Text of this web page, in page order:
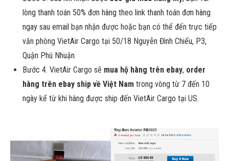
lòng thanh toán 50% đơn hàng theo link thanh toán đơn hàng
ngay sau email bạn nhận được hoặc bạn có thể đến trực tiếp
văn phòng VietAir Cargo tại 50/18 Nguyễn Đình Chiểu, P3,
Quận Phú Nhuận.
Bước 4. VietAir Cargo sẽ mua hộ hàng trên ebay, order
hàng trên ebay ship về Việt Nam trong vòng từ 7 đến 10
ngày kể từ khi hàng được ship đến VietAir Cargo tại US.